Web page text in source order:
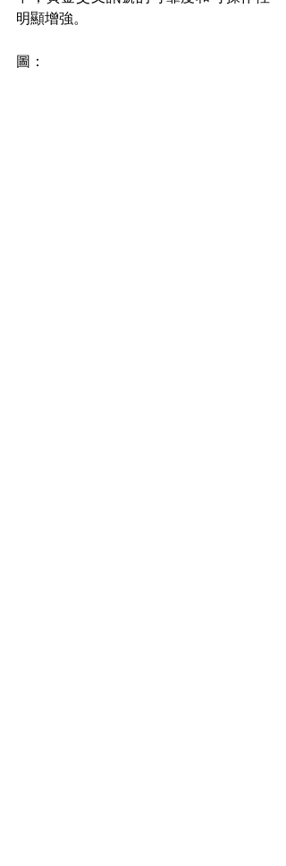
明顯增強。
圖：